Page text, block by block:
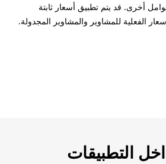
أخرى. قد يتم تطبيق أسعار ثابتة
الفعلية للمشاوير والمشاوير المجدولة.
التطبيقات